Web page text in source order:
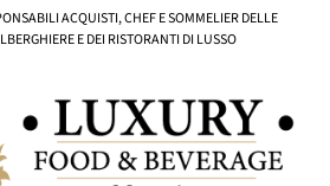
ACQUISTI, CHEF E SOMMELIER DELLE
E DEI RISTORANTI DI LUSSO